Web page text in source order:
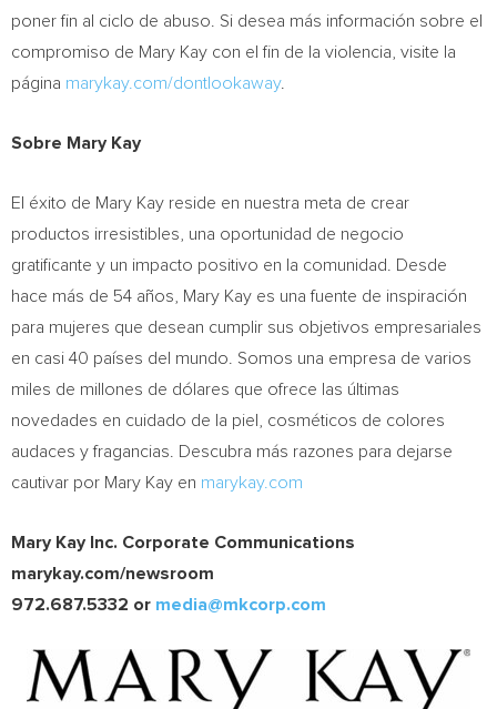
poner fin al ciclo de abuso. Si desea más información sobre el
compromiso de Mary Kay con el fin de la violencia, visite la
página marykay.com/dontlookaway.
Sobre Mary Kay
El éxito de Mary Kay reside en nuestra meta de crear
productos irresistibles, una oportunidad de negocio
gratificante y un impacto positivo en la comunidad. Desde
hace más de 54 años,
Mary Kay es una fuente de inspiración
para mujeres que desean cumplir sus objetivos empresariales
en casi 40 países del mundo. Somos una empresa de varios
miles de millones de dólares que ofrece las últimas
novedades en cuidado de la piel, cosméticos de colores
audaces y fragancias. Descubra más razones para dejarse
cautivar por Mary Kay en marykay.com
Mary Kay Inc. Corporate Communications
marykay.com/newsroom
972.687.5332 or media@mkcorp.com